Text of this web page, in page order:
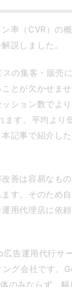
率（CVR）の概
説しました。
の集客・販売
とが欠かせま
ション数でよ
ます。平均より
記事で紹介し
善は容易なも
す。そのため
用代理店に依
告運用代行サ
グ会社です。
のみならず、幅